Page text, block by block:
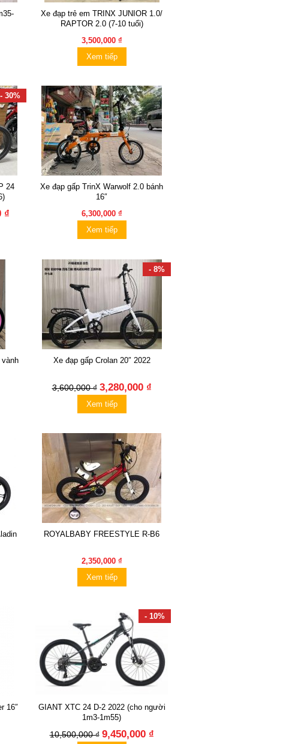
Xe đạp trẻ em TRINX JUNIOR 1.0/
RAPTOR 2.0 (7-10 tuổi)
3,500,000 ₫
Xem tiếp
- 30%
24
₫
Xe đạp gấp TrinX Warwolf 2.0 bánh
16″
6,300,000 ₫
Xem tiếp
vành
- 8%
Xe đạp gấp Crolan 20″ 2022
3,600,000 ₫ 3,280,000 ₫
Xem tiếp
ROYALBABY FREESTYLE R-B6
2,350,000 ₫
Xem tiếp
16″
- 10%
GIANT XTC 24 D-2 2022 (cho người
1m3-1m55)
10,500,000 ₫ 9,450,000 ₫